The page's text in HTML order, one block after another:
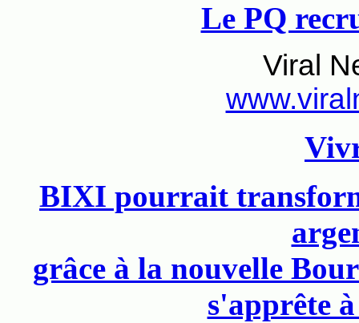
Le PQ
Viral
BIXI pourrait
grâce à la nouvelle
s'apprête